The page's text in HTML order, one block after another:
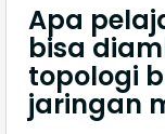
Apa
bisa
topologi
jaringan